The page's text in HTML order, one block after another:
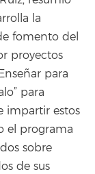
la
fomento del
proyectos
para
para
impartir estos
el programa
sobre
de sus